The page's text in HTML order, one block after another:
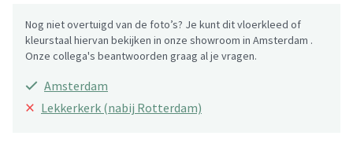
Nog niet overtuigd van de foto’s? Je kunt dit vloerkleed of
kleurstaal hiervan bekijken in onze showroom in Amsterdam .
Onze collega's beantwoorden graag al je vragen.
Amsterdam
× Lekkerkerk (nabij Rotterdam)